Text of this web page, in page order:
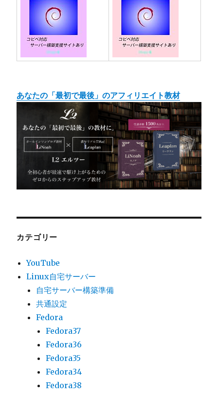
あなたの「最初で最後」のアフィリエイト教材
カテゴリー
YouTube
Linux自宅サーバー
自宅サーバー構築準備
共通設定
Fedora
Fedora37
Fedora36
Fedora35
Fedora34
Fedora38